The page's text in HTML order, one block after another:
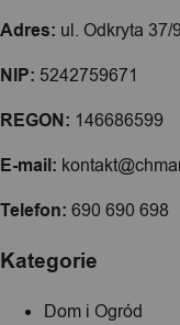
Adres: ul. Odkryta 37/
NIP: 5242759671
REGON: 146686599
E-mail:
Telefon: 690 690 698
Kategorie
Dom i Ogród